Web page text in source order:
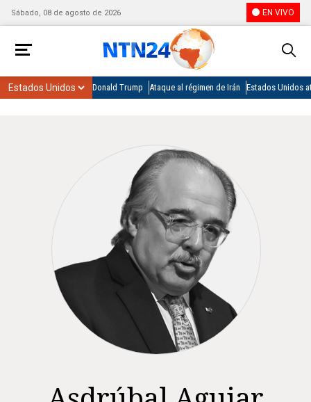
Sábado, 08 de agosto de 2026 EN VIVO
Donald Trump Ataque al régimen de Irán Estados Unidos